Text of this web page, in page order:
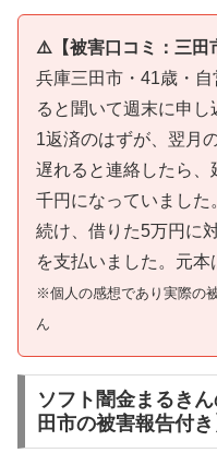
⚠️【被害口コミ：三田
兵庫三田市・41歳・
ると聞いて週末に申し
1返済のはずが、翌月
遅れると連絡したら
千円になっていました
続け、借りた5万円に
を支払いました。元本
※個人の感想であり実際の
ん
ソフト闇金まるき
田市の被害報告付き